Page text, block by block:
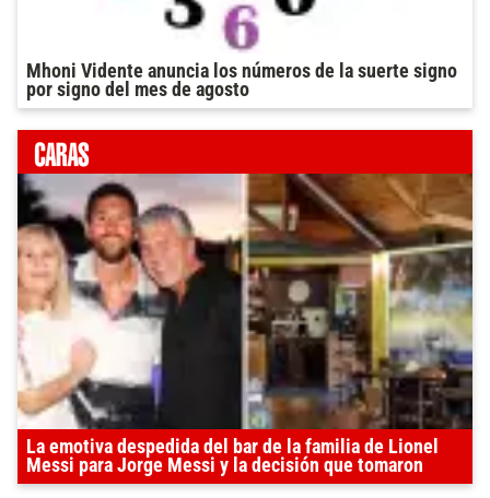
Mhoni Vidente anuncia los números de la suerte signo
por signo del mes de agosto
La emotiva despedida del bar de la familia de Lionel
Messi para Jorge Messi y la decisión que tomaron